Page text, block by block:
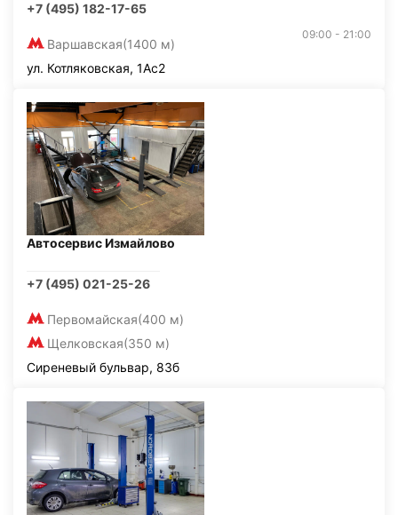
+7 (495) 182-17-65
Варшавская(1400 м)
09:00 - 21:00
ул. Котляковская, 1Ас2
Автосервис Измайлово
+7 (495) 021-25-26
Первомайская(400 м)
Щелковская(350 м)
Сиреневый бульвар, 83б